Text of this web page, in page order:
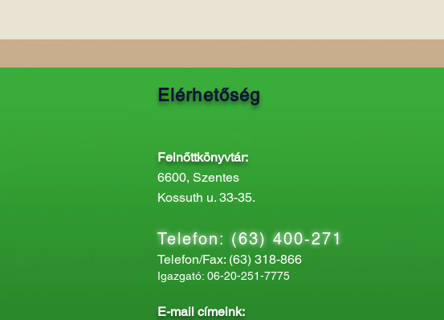
Elérhetőség
Felnőttkönyvtár:
6600, Szentes
Kossuth u. 33-35.
Telefon: (63) 400-271
Telefon/Fax: (63) 318-866
Igazgató: 06-20-251-7775
E-mail címeink: